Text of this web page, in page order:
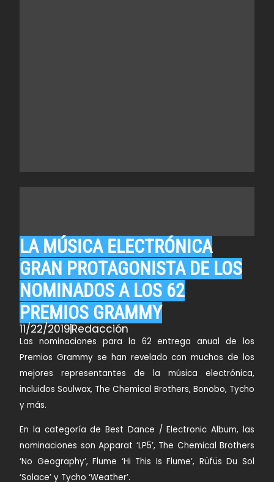
LA MÚSICA ELECTRÓNICA
GRAN PROTAGONISTA DE LOS
NOMINADOS A LOS 62
PREMIOS GRAMMY
11/22/2019Redacción
​Las nominaciones para la 62 entrega anual de los
Premios Grammy se han revelado con muchos de los
mejores representantes de la música electrónica,
incluidos Soulwax, The Chemical Brothers, Bonobo, Tycho
y más.
En la categoría de Best Dance / Electronic Album, las
nominaciones son Apparat ‘LP5’, The Chemical Brothers
‘No Geography’, Flume ‘Hi This Is Flume’, Rüfüs Du Sol
‘Solace’ y Tycho ‘Weather’.